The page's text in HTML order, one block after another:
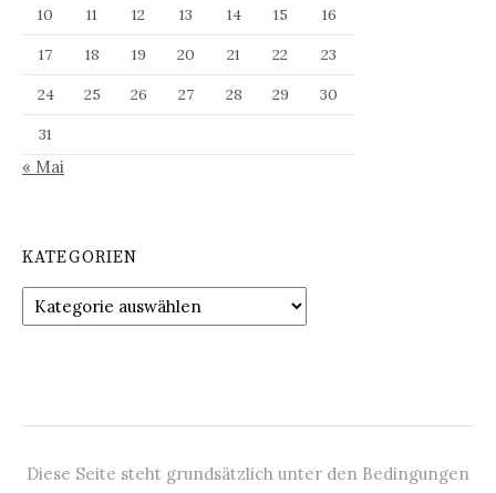
10
11 12 13 14 15
16
17
18 19 20 21 22
23
24
25 26 27 28 29
30
31
« Mai
KATEGORIEN
Kategorien
Diese Seite steht grundsätzlich unter den Bedingungen